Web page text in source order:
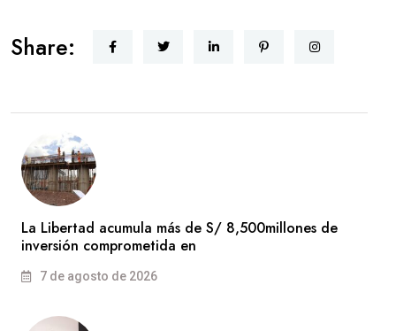
Share:
La Libertad acumula más de S/ 8,500millones de
inversión comprometida en
7 de agosto de 2026